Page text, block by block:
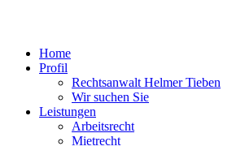
Home
Profil
Rechtsanwalt Helmer Tieben
Wir suchen Sie
Leistungen
Arbeitsrecht
Mietrecht